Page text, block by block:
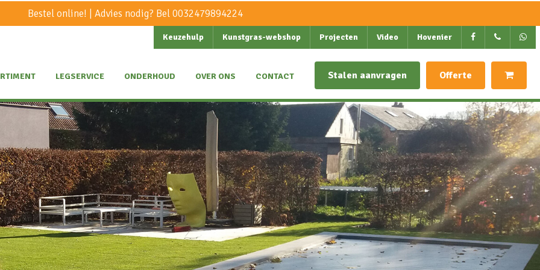
Bestel online! | Advies nodig? Bel0032479894224
Keuzehulp Kunstgras-webshop Projecten Video Hovenier
LEGSERVICE ONDERHOUD OVER ONS CONTACT Stalen aanvragen Offerte